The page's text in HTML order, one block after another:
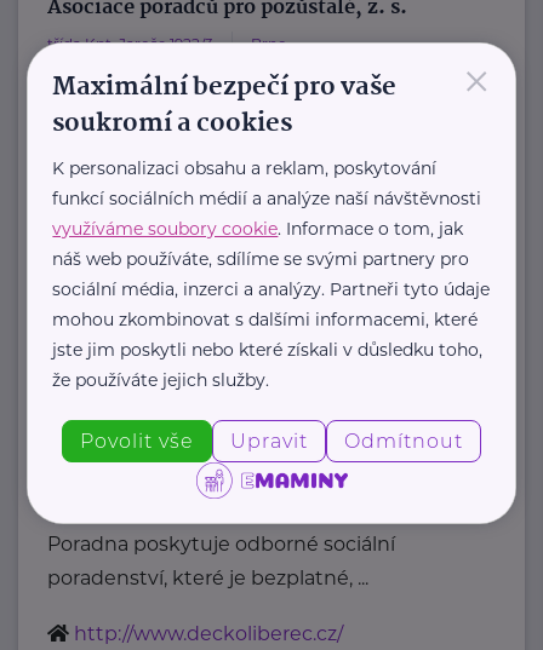
Asociace poradců pro pozůstalé, z. s.
třída Kpt. Jaroše 1922/3 Brno
Hlavním účelem je rozvoj a
propagace poradenství pro pozůstalé.
Sdružení usiluje o:
a) zpracování koncepce poradenství ...
https://poradci-pro-pozustale.cz/
info@poradci-pro-pozustale.cz
Bronzový partner
Déčko Liberec z.s.
Švermova 32 Liberec 10
Občanskou poradnu Déčko
Poradna poskytuje odborné sociální
poradenství, které je bezplatné, ...
http://www.deckoliberec.cz/
×
Maximální bezpečí pro vaše
soukromí a cookies
K personalizaci obsahu a reklam, poskytování
funkcí sociálních médií a analýze naší návštěvnosti
využíváme soubory cookie. Informace o tom, jak
náš web používáte, sdílíme se svými partnery pro
sociální média, inzerci a analýzy. Partneři tyto údaje
mohou zkombinovat s dalšími informacemi, které
jste jim poskytli nebo které získali v důsledku toho,
že používáte jejich služby.
Povolit vše Upravit Odmítnout